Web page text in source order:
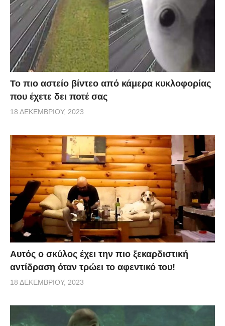
Το πιο αστείο βίντεο από κάμερα κυκλοφορίας
που έχετε δει ποτέ σας
18 ΔΕΚΕΜΒΡΊΟΥ, 2023
Αυτός ο σκύλος έχει την πιο ξεκαρδιστική
αντίδραση όταν τρώει το αφεντικό του!
18 ΔΕΚΕΜΒΡΊΟΥ, 2023